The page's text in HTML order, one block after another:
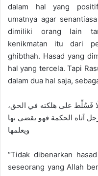
dalam hal yang
umatnya agar
dimiliki orang lain
kenikmatan itu dari
ghibthah. Hasad yang
hal yang tercela. Tapi
dalam dua hal saja,
فَسُلِّط على هلكته في الحق،
آتاه الحكمة فهو يقضي بها
ويعلمها
“Tidak dibenarkan
seseorang yang Allah